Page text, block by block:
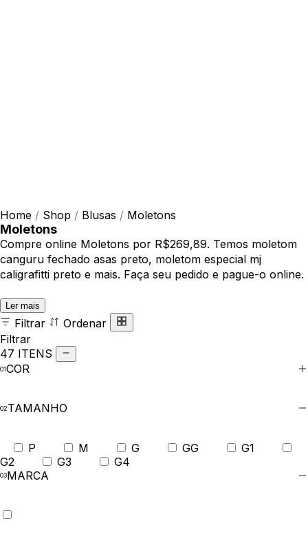
Home / Shop / Blusas / Moletons
Moletons
Compre online Moletons por R$269,89. Temos moletom
canguru fechado asas preto, moletom especial mj
caligrafitti preto e mais. Faça seu pedido e pague-o online.
Ler mais
Filtrar
Ordenar
Filtrar
47 ITENS
COR
TAMANHO
P M G GG
G1
G2
G3
G4
MARCA